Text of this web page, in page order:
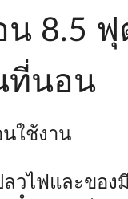
น 8.5 ฟุ
ที่นอน
ใช้งาน
ลวไฟและของ